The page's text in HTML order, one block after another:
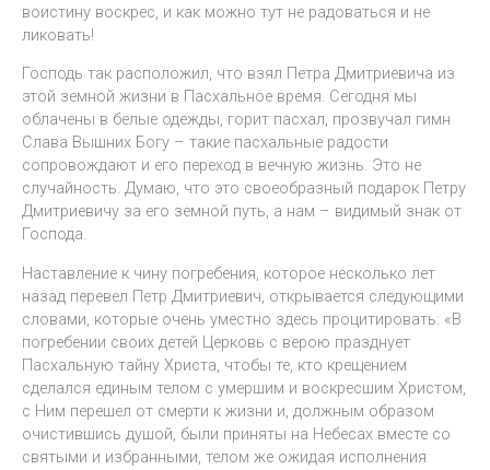
воистину воскрес, и как можно тут не радоваться и не
ликовать!
Господь так расположил, что взял Петра Дмитриевича из
этой земной жизни в Пасхальное время. Сегодня мы
облачены в белые одежды, горит пасхал, прозвучал гимн
Слава Вышних Богу – такие пасхальные радости
сопровождают и его переход в вечную жизнь. Это не
случайность. Думаю, что это своеобразный подарок Петру
Дмитриевичу за его земной путь, а нам – видимый знак от
Господа.
Наставление к чину погребения, которое несколько лет
назад перевел Петр Дмитриевич, открывается следующими
словами, которые очень уместно здесь процитировать: «В
погребении своих детей Церковь с верою празднует
Пасхальную тайну Христа, чтобы те, кто крещением
сделался единым телом с умершим и воскресшим Христом,
с Ним перешел от смерти к жизни и, должным образом
очистившись душой, были приняты на Небесах вместе со
святыми и избранными, телом же ожидая исполнения